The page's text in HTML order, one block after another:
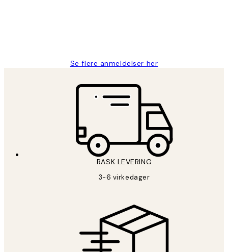
Se flere anmeldelser her
RASK LEVERING
3-6 virkedager